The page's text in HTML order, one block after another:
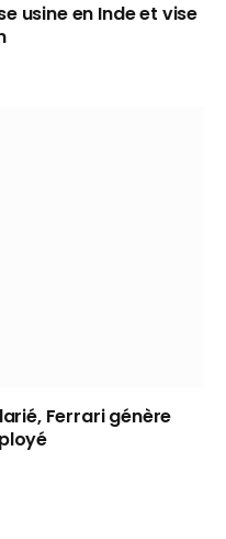
usine en Inde et vise
Ferrari génère